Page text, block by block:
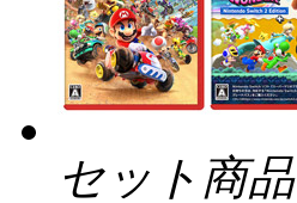
セット商品